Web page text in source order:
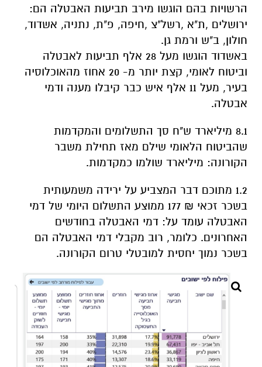
הרשויות בהם הוגשו מירב תביעות האבטלה הם:
ירושלים ,ת"א ,רשל"צ ,חיפה, פ"ת, נתניה, אשדוד,
חולון, ב"ש ורמת גן.
באשדוד הוגשו מעל 28 אלף תביעות לאבטלה
וביטוח לאומי, קצת יותר מ- 20 אחוז מהאוכלוסיה
בעיר, מעל 11 אלף איש כבר קיבלו מענה ודמי
אבטלה.
8.1 מיליארד ש"ח סך התשלומים והמקדמות
שהביטוח הלאומי שילם מאז תחילת משבר
הקורונה: מיליארד שולמו כמקדמות.
1.2 מתוכם דבר המצביע על ירידה משמעותית
בשכר זכאי ₪ 177 ממוצע התשלום היומי של דמי
האבטלה עומד על: דמי האבטלה בחודשים
האחרונים. כלומר, רוב מקבלי דמי האבטלה הם
בשכר נמוך יחסית למובטלי טרום הקורונה.